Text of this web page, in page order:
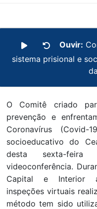
Ouvir:
sistema prisional e
O Comitê criado
prevenção e
Coronavírus
socioeducativo do
desta sexta-
videoconferência.
Capital e Interior
inspeções virtuais
método tem sido